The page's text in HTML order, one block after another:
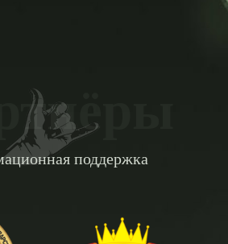
поддержка